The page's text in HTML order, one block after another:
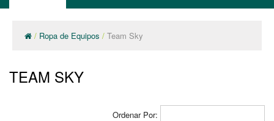
Ropa de Equipos Team Sky
TEAM SKY
Ordenar Por: